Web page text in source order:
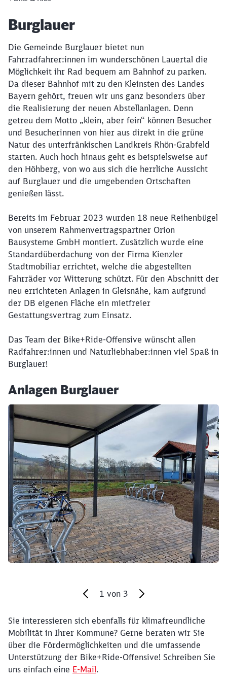
Artikel:
Burglauer
Die Gemeinde Burglauer bietet nun
Fahrradfahrer:innen im wunderschönen Lauertal die
Möglichkeit ihr Rad bequem am Bahnhof zu parken.
Da dieser Bahnhof mit zu den Kleinsten des Landes
Bayern gehört, freuen wir uns ganz besonders über
die Realisierung der neuen Abstellanlagen. Denn
getreu dem Motto „klein, aber fein“ können Besucher
und Besucherinnen von hier aus direkt in die grüne
Natur des unterfränkischen Landkreis Rhön-Grabfeld
starten. Auch hoch hinaus geht es beispielsweise auf
den Höhberg, von wo aus sich die herrliche Aussicht
auf Burglauer und die umgebenden Ortschaften
genießen lässt.
Bereits im Februar 2023 wurden 18 neue Reihenbügel
von unserem Rahmenvertragspartner Orion
Bausysteme GmbH montiert. Zusätzlich wurde eine
Standardüberdachung von der Firma Kienzler
Stadtmobiliar errichtet, welche die abgestellten
Fahrräder vor Witterung schützt. Für den Abschnitt der
neu errichteten Anlagen in Gleisnähe, kam aufgrund
der DB eigenen Fläche ein mietfreier
Gestattungsvertrag zum Einsatz.
Das Team der Bike+Ride-Offensive wünscht allen
Radfahrer:innen und Naturliebhaber:innen viel Spaß in
Burglauer!
Anlagen Burglauer
Klicken, um den folgenden Slider zu überspringen
1 von 3
Ende des Sliders
Sie interessieren sich ebenfalls für klimafreundliche
Mobilität in Ihrer Kommune? Gerne beraten wir Sie
über die Fördermöglichkeiten und die umfassende
Unterstützung der Bike+Ride-Offensive! Schreiben Sie
uns einfach eine E-Mail.
Möchten Sie zuweitergeleitet
werden?
Abbrechen Weiter